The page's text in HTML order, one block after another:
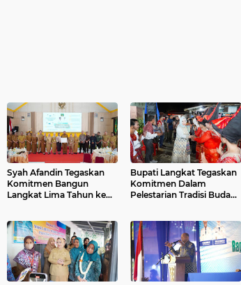
Syah Afandin Tegaskan
Komitmen Bangun
Langkat Lima Tahun ke
Bupati Langkat Tegaskan
Komitmen Dalam
Pelestarian Tradisi Budaya